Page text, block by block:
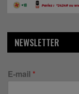
NEWSLETTER
E-mail *